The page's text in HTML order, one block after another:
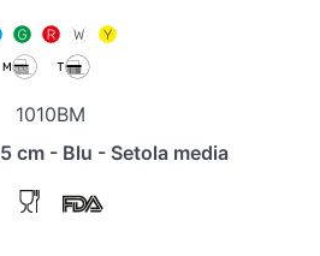
1010BM
cm - Blu - Setola media